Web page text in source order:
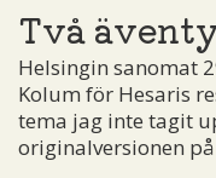
Två
Helsingin sanomat
Kolum för Hesaris
tema jag inte tagit
originalversionen på